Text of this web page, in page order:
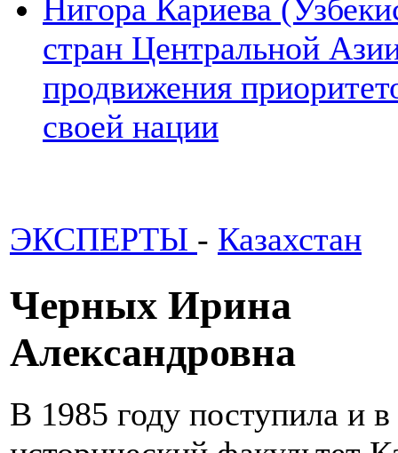
Нигора Кариева
стран Центральной
продвижения
своей нации
ЭКСПЕРТЫ - Казахстан
Черных Ирина
Александровна
В 1985 году поступила и